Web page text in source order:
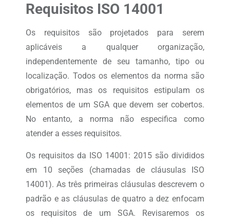
Requisitos ISO 14001
Os requisitos são projetados para serem
aplicáveis ​​a qualquer organização,
independentemente de seu tamanho, tipo ou
localização. Todos os elementos da norma são
obrigatórios, mas os requisitos estipulam os
elementos de um SGA que devem ser cobertos.
No entanto, a norma não especifica como
atender a esses requisitos.
Os requisitos da ISO 14001: 2015 são divididos
em 10 seções (chamadas de cláusulas ISO
14001). As três primeiras cláusulas descrevem o
padrão e as cláusulas de quatro a dez enfocam
os requisitos de um SGA. Revisaremos os